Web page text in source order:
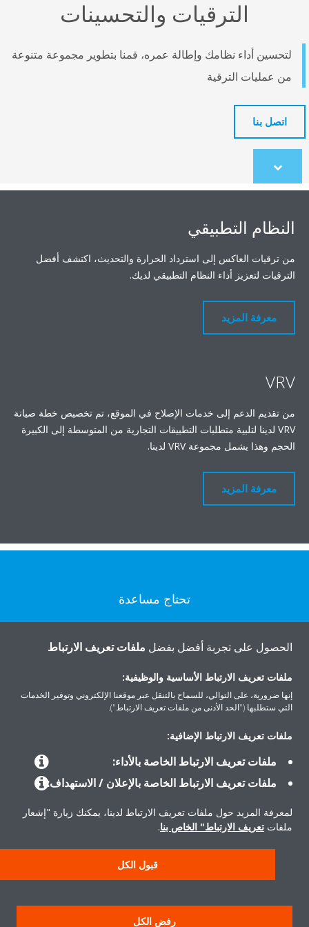
الترقيات والتحسينات
لتحسين أداء نظامك وإطالة عمره، قمنا بتطوير مجموعة متنوعة
من عمليات الترقية
اتصل بنا
Scroll
to
النظام التطبيقي
من ترقيات العاكس إلى استرداد الحرارة والتحديث، اكتشف أفضل
الترقيات لتعزيز أداء النظام التطبيقي لديك.
معرفة المزيد
VRV
من تقديم الدعم إلى خدمات الإصلاح في الموقع، تم تخصيص خطة صيانة
VRV لدينا لتلبية متطلبات التطبيقات التجارية من المتوسطة إلى الكبيرة
الحجم وهذا يشمل مجموعة VRV لدينا.
معرفة المزيد
تحتاج مساعدة
اتصل بنا
حلول
حول دايكن
حقوق النشر © دايكن
إشعار قانوني
إشعار ملفات تعريف الارتباط
سياسة حماية البيانات
أخلاقيات الشركة
الحصول على تجربة أفضل بفضل ملفات تعريف الارتباط
ملفات تعريف الارتباط الأساسية والوظيفية:
إنها ضرورية، على التوالي، للسماح بالتنقل عبر موقعنا الإلكتروني وتوفير الخدمات
التي ستطلبها ("الحد الأدنى من ملفات تعريف الارتباط").
ملفات تعريف الارتباط الإضافية:
ملفات تعريف الارتباط الخاصة بالأداء:
ملفات تعريف الارتباط الخاصة بالإعلان / الاستهداف:
لمعرفة المزيد حول ملفات تعريف الارتباط لدينا، يمكنك زيارة "إشعار
ملفات تعريف الارتباط" الخاص بنا.
قبول الكل
رفض الكل